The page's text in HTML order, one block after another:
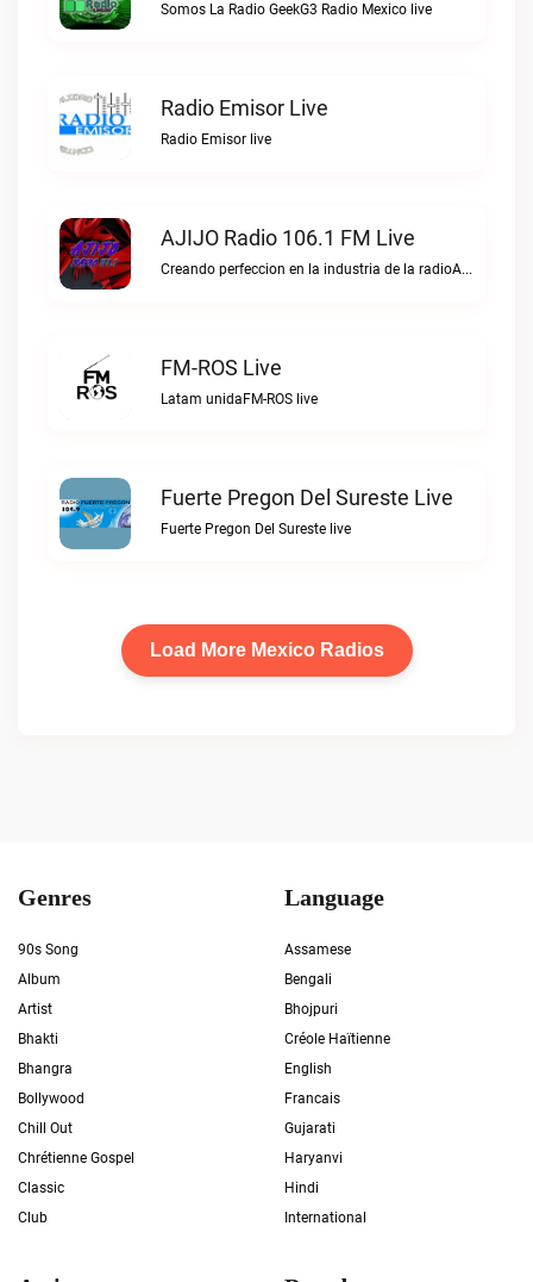
Somos La Radio GeekG3 Radio Mexico live
Radio Emisor Live
Radio Emisor live
AJIJO Radio 106.1 FM Live
Creando perfeccion en la industria de la radioAJIJO Radio 106.1 FM live
FM-ROS Live
Latam unidaFM-ROS live
Fuerte Pregon Del Sureste Live
Fuerte Pregon Del Sureste live
Load More Mexico Radios
Genres
90s Song
Album
Artist
Bhakti
Bhangra
Bollywood
Chill Out
Chrétienne Gospel
Classic
Club
Language
Assamese
Bengali
Bhojpuri
Créole Haïtienne
English
Francais
Gujarati
Haryanvi
Hindi
International